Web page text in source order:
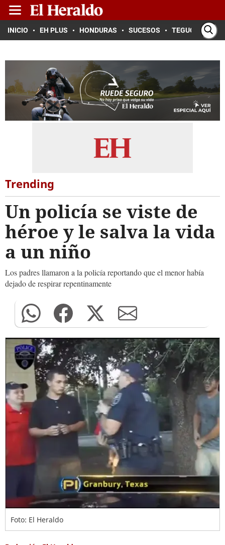
INICIO EH PLUS HONDURAS SUCESOS TEGUCIGALPA
Trending
Un policía se viste de
héroe y le salva la vida
a un niño
Los padres llamaron a la policía reportando que el menor había
dejado de respirar repentinamente
Foto: El Heraldo